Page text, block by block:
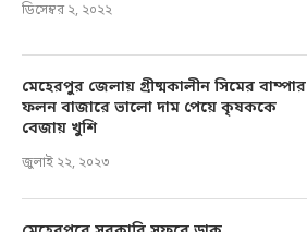
ডিসেম্বর ২, ২০২২
মেহেরপুর জেলায় গ্রীষ্মকালীন সিমের বাম্পার
ফলন বাজারে ভালো দাম পেয়ে কৃষককে
বেজায় খুশি
জুলাই ২২, ২০২৩